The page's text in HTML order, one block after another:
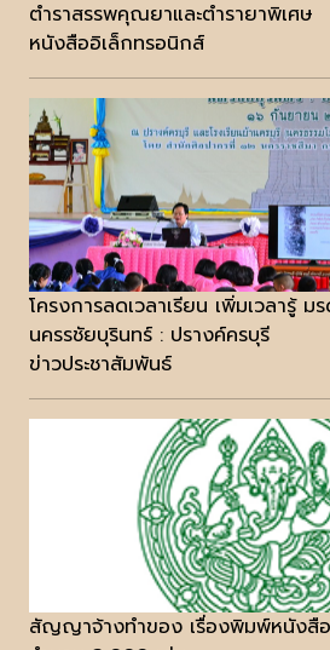
ตำราสรรพคุณยาและตำรายาพิเศษ
หนังสืออิเล็กทรอนิกส์
โครงการลดเวลาเรียน เพิ่มเวลารู้
นครรชัยบุรินทร์ : ปรางค์ครบุรี
ข่าวประชาสัมพันธ์
สัญญาจ้างทำของ เรื่องพิมพ์หนังสื